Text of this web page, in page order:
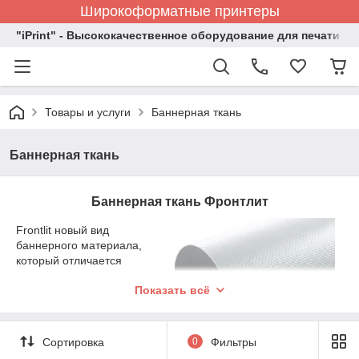
Широкоформатные принтеры
"iPrint" - Высококачественное оборудование для печати
Товары и услуги Баннерная ткань
Баннерная ткань
Баннерная ткань Фронтлит
Frontlit новый вид
баннерного материала,
который отличается
износостойкости. Ткань
используется лакированный
внешний слой. За счет
нанесения специального
Показать всё
Сортировка 0 Фильтры